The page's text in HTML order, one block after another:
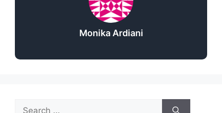
Monika Ardiani